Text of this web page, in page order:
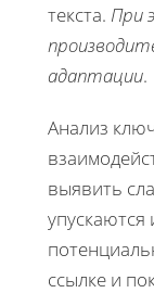
текста. При
адаптации.
Анализ
выявить
ссылке и